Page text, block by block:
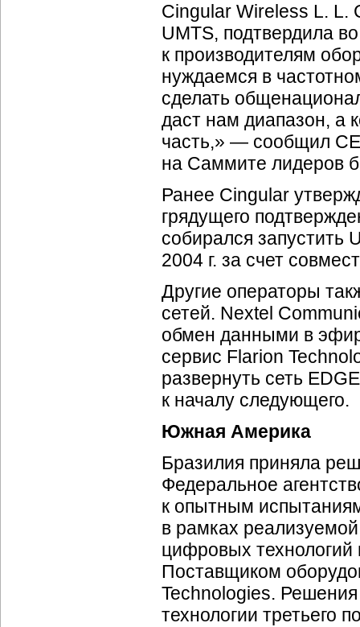
Cingular Wireless L. L.
UMTS, подтвердила
к производителям
нуждаемся в
сделать
даст нам диапазон, а
часть,» — сообщил
на Саммите лидеров
Ранее Cingular
грядущего
собирался запустить
2004 г. за счет
Другие операторы
сетей. Nextel
обмен данными в
сервис Flarion
развернуть сеть
к началу следующего.
Южная Америка
Бразилия приняла
Федеральное
к опытным
в рамках
цифровых технологий
Поставщиком
Technologies.
технологии третьего